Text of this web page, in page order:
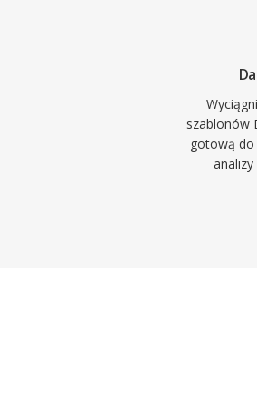
szablonów
gotową